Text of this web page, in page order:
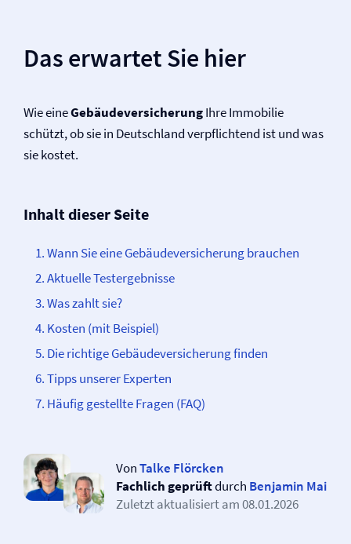
Das erwartet Sie hier
Wie eineGebäude­versicherungIhre Immobilie
schützt, ob sie in Deutschland ver­pflichtend ist und was
sie kostet.
Inhalt dieser Seite
Wann Sie eine Gebäude­­versicherung brauchen
Aktuelle Testergebnisse
Was zahlt sie?
Kosten (mit Beispiel)
Die richtige Gebäude­­versicherung finden
Tipps unserer Experten
Häufig gestellte Fragen (FAQ)
VonTalke Flörcken
Fachlich geprüftdurch Benjamin Mai
Zuletzt aktualisiert am08.01.2026